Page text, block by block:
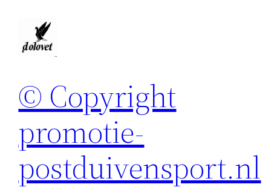
© Copyright
promotie-
postduivensport.nl